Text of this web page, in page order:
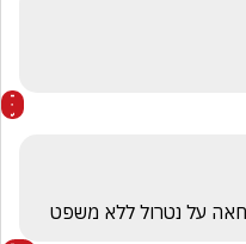
על נטרול ללא משפט